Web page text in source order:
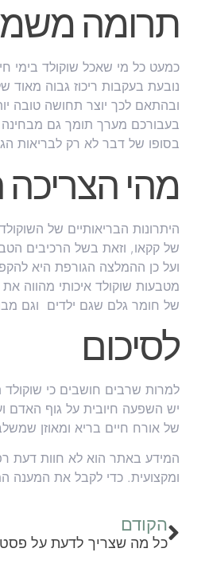
תרומה
כמעט כל מי שאכל שוקולד בימי
נובעת בעקבות ריכוז גבוה
ובהתאם לכך יוצר תחושה טובה
בעבורכם מערך תומך גם מבחינה
בסופו של דבר לא רק לבריאות
מהי
היתרונות הבריאותיים של
של קקאו, וזאת בשל הרכיבים
ועל כן ההמלצה הגורפת היא
מטבעות שוקולד איכותי מהווה
של חומר גלם שגם ילדים וגם
לסיכום
למרות שרבים חושבים כי
יש השפעה חיובית על גוף האדם
של אורח חיים בריא ומאוזן
המידע באתר הוא לא חוות דעת
ומקצועית. כדי לקבל את המענה
הקודם
כל מה שצריך לדעת על